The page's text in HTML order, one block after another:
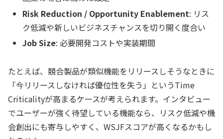
Risk Reduction / Opportunity Enablement: リス
ク低減や新しいビジネスチャンスを切り開く度合い
Job Size: 必要開発コストや実装期間
たとえば、 競合製品が類似機能をリリースしそうなときに
「今リリースしなければ優位性を失う」というTime
Criticalityが高まるケースが考えられます。インタビュー
でユーザーが強く待望している機能なら、リスク低減や機
会創出にも寄与しやすく、WSJFスコアが高くなるかもし